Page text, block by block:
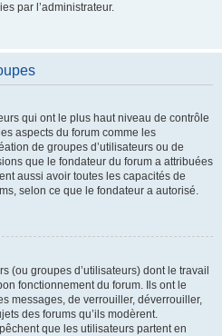
par l’administrateur.
qui ont le plus haut niveau de contrôle
aspects du forum comme les
de groupes d’utilisateurs ou de
que le fondateur du forum a attribuées
aussi avoir toutes les capacités de
selon ce que le fondateur a autorisé.
(ou groupes d’utilisateurs) dont le travail
fonctionnement du forum. Ils ont le
messages, de verrouiller, déverrouiller,
des forums qu’ils modèrent.
que les utilisateurs partent en